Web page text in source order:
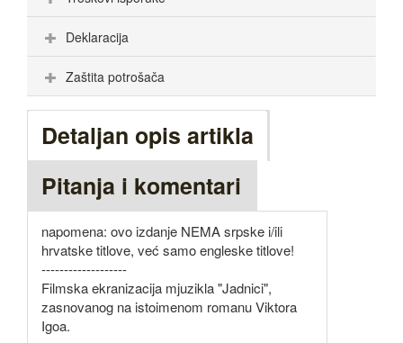
Deklaracija
Zaštita potrošača
Detaljan opis artikla
Pitanja i komentari
napomena: ovo izdanje NEMA srpske i/ili
hrvatske titlove, već samo engleske titlove!
-------------------
Filmska ekranizacija mjuzikla "Jadnici",
zasnovanog na istoimenom romanu Viktora
Igoa.